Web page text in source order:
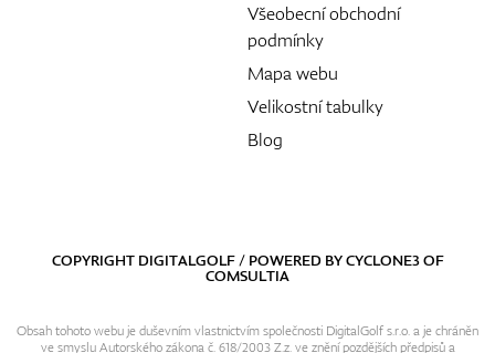
Všeobecní obchodní
podmínky
Mapa webu
Velikostní tabulky
Blog
COPYRIGHT DIGITALGOLF / POWERED BYCYCLONE3OF
COMSULTIA
Obsah tohoto webu je duševním vlastnictvím společnosti DigitalGolf s.r.o. a je chráněn
ve smyslu Autorského zákona č. 618/2003 Z.z. ve znění pozdějších předpisů a